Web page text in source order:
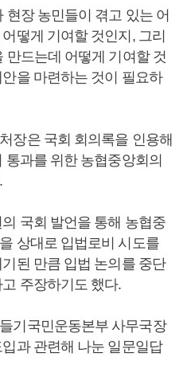
현장 농민들이 겪고 있는 어
떻게 기여할 것인지, 그리
만드는데 어떻게 기여할 것
을 마련하는 것이 필요하
장은 국회 회의록을 인용해
과를 위한 농협중앙회의
국회 발언을 통해 농협중
상대로 입법로비 시도를
된 만큼 입법 논의를 중단
주장하기도 했다.
기국민운동본부 사무국장
과 관련해 나눈 일문일답